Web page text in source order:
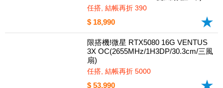
技嘉 N506TWF2OC-8GD RTX 5060 Ti
WINDFORCE OC 8G(2587Mhz/8G D
DR7/1H3DP/20.8cm/雙風扇/註4年)
任搭, 結帳再折 390
$ 18,990
限搭機!微星 RTX5080 16G VENTUS